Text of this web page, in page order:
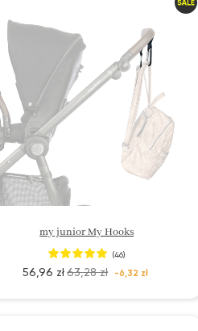
my junior My Hooks
(46)
56,96 zł 63,28 zł -6,32 zł